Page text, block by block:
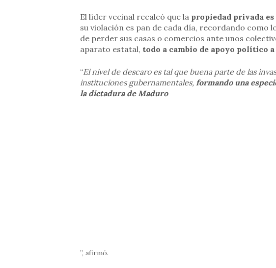
El líder vecinal recalcó que la propiedad privada
su violación es pan de cada día, recordando como
de perder sus casas o comercios ante unos
aparato estatal, todo a cambio de apoyo político
“El nivel de descaro es tal que buena parte de las
instituciones gubernamentales, formando una
la dictadura de Maduro
”, afirmó.